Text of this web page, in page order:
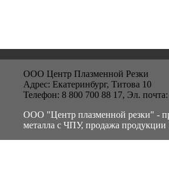
ООО Центр Плазменной Резки
Адрес: Екатеринбург, Титова 10
Телефон: 8 800 700 88 17, Эл.
ООО "Центр плазменной резки" -
металла с ЧПУ, продажа продукции